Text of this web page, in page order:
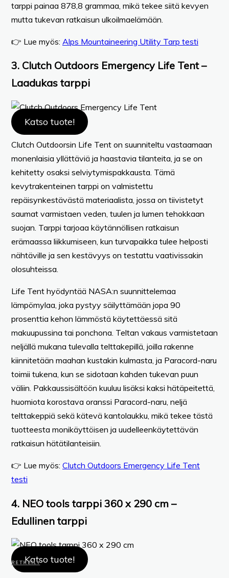
RETKEILY
tarppi painaa 878,8 grammaa, mikä tekee siitä kevyen
mutta tukevan ratkaisun ulkoilmaelämään.
👉 Lue myös: Alps Mountaineering Utility Tarp testi
3. Clutch Outdoors Emergency Life Tent –
Laadukas tarppi
Katso tuote!
Clutch Outdoorsin Life Tent on suunniteltu vastaamaan
monenlaisia yllättäviä ja haastavia tilanteita, ja se on
kehitetty osaksi selviytymispakkausta. Tämä
kevytrakenteinen tarppi on valmistettu
repäisynkestävästä materiaalista, jossa on tiivistetyt
saumat varmistaen veden, tuulen ja lumen tehokkaan
suojan. Tarppi tarjoaa käytännöllisen ratkaisun
erämaassa liikkumiseen, kun turvapaikka tulee helposti
nähtäville ja sen kestävyys on testattu vaativissakin
olosuhteissa.
Life Tent hyödyntää NASA:n suunnittelemaa
lämpömylaa, joka pystyy säilyttämään jopa 90
prosenttia kehon lämmöstä käytettäessä sitä
makuupussina tai ponchona. Teltan vakaus varmistetaan
neljällä mukana tulevalla telttakepillä, joilla rakenne
kiinnitetään maahan kustakin kulmasta, ja Paracord-naru
toimii tukena, kun se sidotaan kahden tukevan puun
väliin. Pakkaussisältöön kuuluu lisäksi kaksi hätäpeitettä,
huomiota korostava oranssi Paracord-naru, neljä
telttakeppiä sekä kätevä kantolaukku, mikä tekee tästä
tuotteesta monikäyttöisen ja uudelleenkäytettävän
ratkaisun hätätilanteisiin.
👉 Lue myös: Clutch Outdoors Emergency Life Tent
testi
4. NEO tools tarppi 360 x 290 cm –
Edullinen tarppi
Katso tuote!